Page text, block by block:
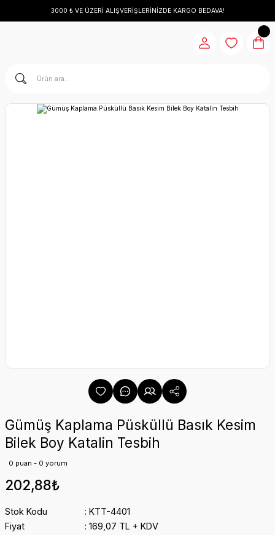
3000 ₺ VE ÜZERİ ALIŞVERİŞLERİNİZDE KARGO BEDAVA!
Gümüş Kaplama Püsküllü Basık Kesim
Bilek Boy Katalin Tesbih
0 puan - 0 yorum
202,88₺
Stok Kodu
KTT-4401
Fiyat
169,07 TL + KDV